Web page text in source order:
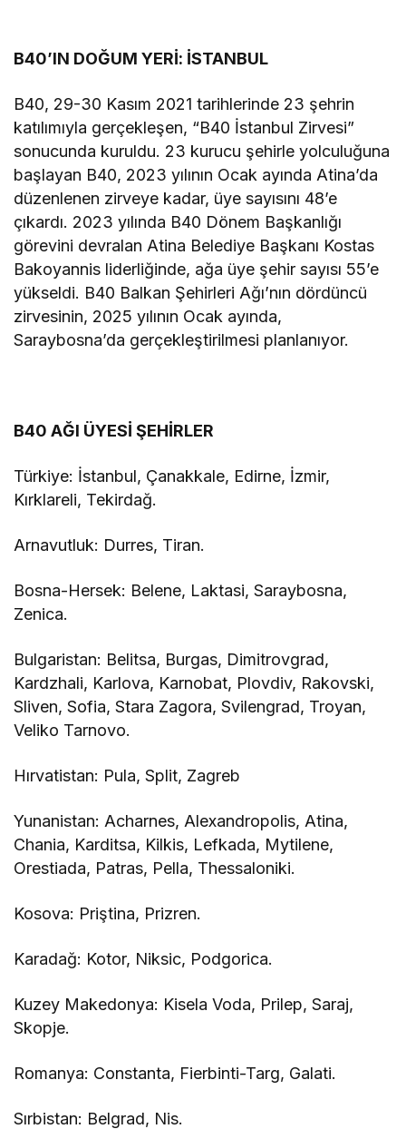
B40’IN DOĞUM YERİ: İSTANBUL
B40, 29-30 Kasım 2021 tarihlerinde 23 şehrin
katılımıyla gerçekleşen, “B40 İstanbul Zirvesi”
sonucunda kuruldu. 23 kurucu şehirle yolculuğuna
başlayan B40, 2023 yılının Ocak ayında Atina’da
düzenlenen zirveye kadar, üye sayısını 48’e
çıkardı. 2023 yılında B40 Dönem Başkanlığı
görevini devralan Atina Belediye Başkanı Kostas
Bakoyannis liderliğinde, ağa üye şehir sayısı 55’e
yükseldi. B40 Balkan Şehirleri Ağı’nın dördüncü
zirvesinin, 2025 yılının Ocak ayında,
Saraybosna’da gerçekleştirilmesi planlanıyor.
B40 AĞI ÜYESİ ŞEHİRLER
Türkiye: İstanbul, Çanakkale, Edirne, İzmir,
Kırklareli, Tekirdağ.
Arnavutluk: Durres, Tiran.
Bosna-Hersek: Belene, Laktasi, Saraybosna,
Zenica.
Bulgaristan: Belitsa, Burgas, Dimitrovgrad,
Kardzhali, Karlova, Karnobat, Plovdiv, Rakovski,
Sliven, Sofia, Stara Zagora, Svilengrad, Troyan,
Veliko Tarnovo.
Hırvatistan: Pula, Split, Zagreb
Yunanistan: Acharnes, Alexandropolis, Atina,
Chania, Karditsa, Kilkis, Lefkada, Mytilene,
Orestiada, Patras, Pella, Thessaloniki.
Kosova: Priştina, Prizren.
Karadağ: Kotor, Niksic, Podgorica.
Kuzey Makedonya: Kisela Voda, Prilep, Saraj,
Skopje.
Romanya: Constanta, Fierbinti-Targ, Galati.
Sırbistan: Belgrad, Nis.